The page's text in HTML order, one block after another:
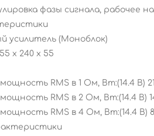
фазы сигнала, рабочее
усилитель (Моноблок)
x 240 x 55
RMS в 1 Ом, Вт:(14.4 В)
RMS в 2 Ом, Вт:(14.4 В)
RMS в 4 Ом, Вт:(14.4 В)